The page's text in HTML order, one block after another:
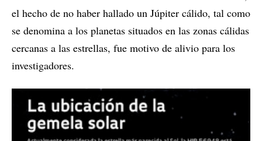
el hecho de no haber hallado un Júpiter cálido, tal como
se denomina a los planetas situados en las zonas cálidas
cercanas a las estrellas, fue motivo de alivio para los
investigadores.